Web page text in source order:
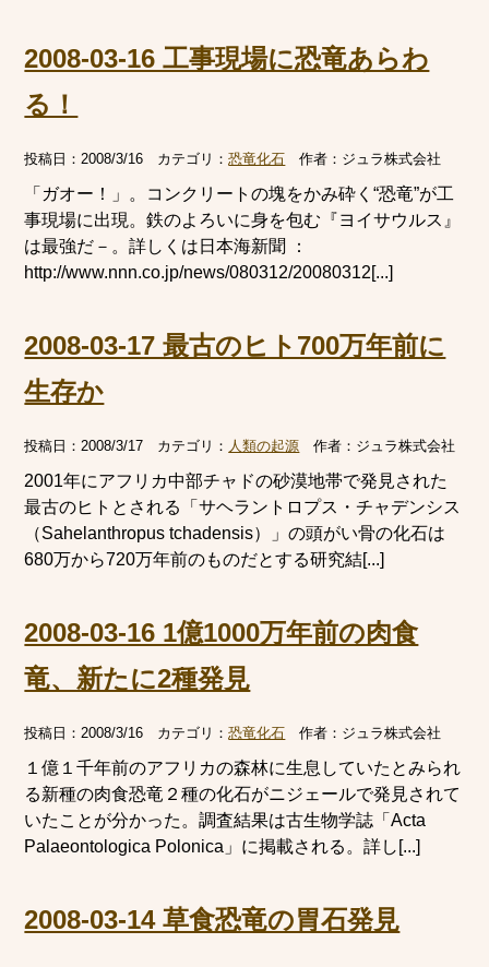
2008-03-16 工事現場に恐竜あらわ
る！
投稿日：2008/3/16 カテゴリ：恐竜化石 作者： ジュラ株式会社
「ガオー！」。コンクリートの塊をかみ砕く“恐竜”が工
事現場に出現。鉄のよろいに身を包む『ヨイサウルス』
は最強だ－。詳しくは日本海新聞 ：
http://www.nnn.co.jp/news/080312/20080312[...]
2008-03-17 最古のヒト700万年前に
生存か
投稿日：2008/3/17 カテゴリ： 人類の起源 作者： ジュラ株式会社
2001年にアフリカ中部チャドの砂漠地帯で発見された
最古のヒトとされる「サヘラントロプス・チャデンシス
（Sahelanthropus tchadensis）」の頭がい骨の化石は
680万から720万年前のものだとする研究結[...]
2008-03-16 1億1000万年前の肉食
竜、新たに2種発見
投稿日：2008/3/16 カテゴリ：恐竜化石 作者： ジュラ株式会社
１億１千年前のアフリカの森林に生息していたとみられ
る新種の肉食恐竜２種の化石がニジェールで発見されて
いたことが分かった。調査結果は古生物学誌「Acta
Palaeontologica Polonica」に掲載される。詳し[...]
2008-03-14 草食恐竜の胃石発見